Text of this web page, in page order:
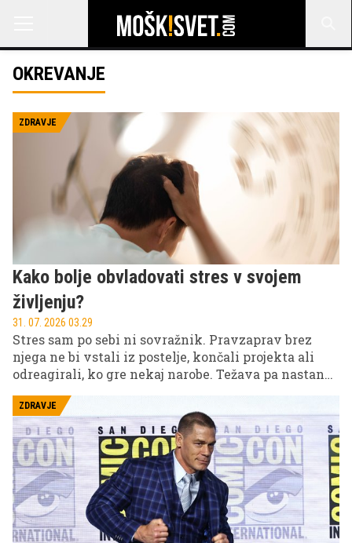
OKREVANJE
ZDRAVJE
Kako bolje obvladovati stres v svojem
življenju?
31. 07. 2026 03.29
Stres sam po sebi ni sovražnik. Pravzaprav brez
njega ne bi vstali iz postelje, končali projekta ali
odreagirali, ko gre nekaj narobe. Težava pa nastane,
ampak postane bazično stanje vašega živčnega
sistema – ko se že zjutraj zbudite napeti in ko niti
počitek več ne sprosti vašega telesa.
ZDRAVJE